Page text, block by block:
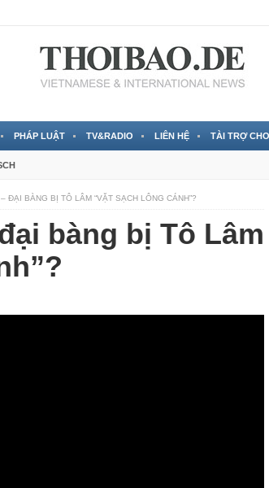
PHÁP LUẬT TV&RADIO LIÊN HỆ TÀI TRỢ
ĐẠI BÀNG BỊ TÔ LÂM “VẶT SẠCH LÔNG CÁNH”?
bàng bị Tô Lâm